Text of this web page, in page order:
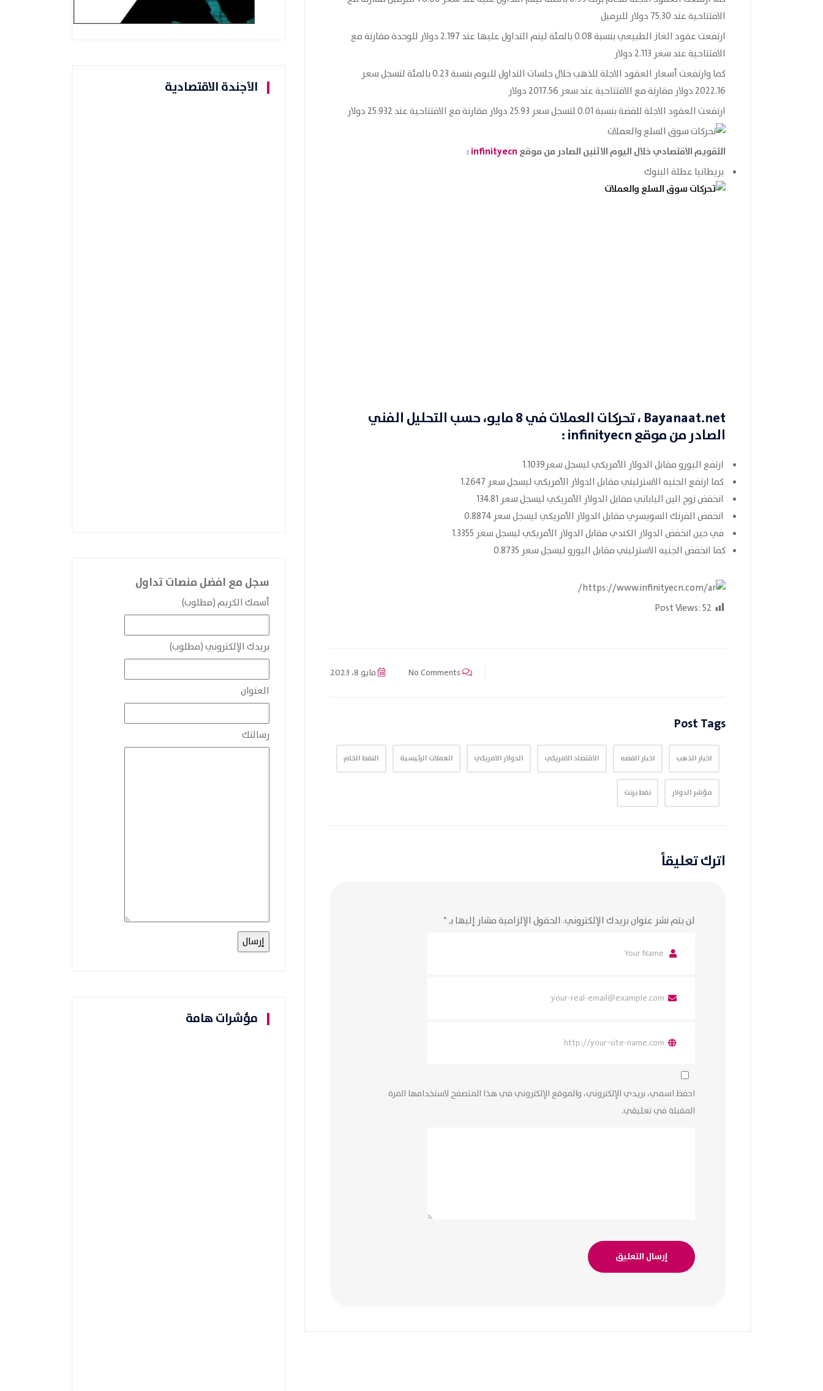
الافتتاحية عند 75.30 دولار للبرميل
ارتفعت عقود الغاز الطبيعي بنسبة 0.08 بالمئة ليتم التداول عليها عند 2.197 دولار للوحدة مقارنة مع
الافتتاحية عند سعر 2.113 دولار
كما وارتفعت أسعار العقود الاجلة للذهب خلال جلسات التداول لليوم بنسبة 0.23 بالمئة لتسجل سعر
2022.16 دولار مقارنة مع الافتتاحية عند سعر 2017.56 دولار
ارتفعت العقود الاجلة للفضة بنسبة 0.01 لتسجل سعر 25.93 دولار مقارنة مع الافتتاحية عند 25.932 دولار
التقويم الاقتصادي خلال اليوم الاثنين الصادر من موقع infinityecn
:
بريطانيا عطلة البنوك
Bayanaat.net، تحركات العملات في 8 مايو ، حسب التحليل الفني
الصادر من موقعinfinityecn
:
ارتفع اليورو مقابل الدولار الأمريكي ليسجل سعر1.1039
كما ارتفع الجنيه الاسترليني مقابل الدولار الأمريكي ليسجل سعر 1.2647
انخفض زوج الين الياباني مقابل الدولار الأمريكي ليسجل سعر 134.81
انخفض الفرنك السويسري مقابل الدولار الأمريكي ليسجل سعر 0.8874
في حين انخفض الدولار الكندي مقابل الدولار الأمريكي ليسجل سعر 1.3355
كما انخفض الجنيه الاسترليني مقابل اليورو ليسجل سعر 0.8735
Post Views:52
مايو 8، 2023
Post Tags
اخبار الذهب اخبار الفضه الاقتصاد الامريكي الدولار الامريكي العملات الرئيسية النفط الخام
مؤشر الدولار نفط برنت
اترك تعليقاً
لن يتم نشر عنوان بريدك الإلكتروني. الحقول الإلزامية مشار إليها بـ*
احفظ اسمي، بريدي الإلكتروني، والموقع الإلكتروني في هذا المتصفح لاستخدامها المرة
المقبلة في تعليقي.
الأجندة الاقتصادية
سجل مع افضل منصات تداول
أسمك الكريم (مطلوب)
بريدك الإلكتروني (مطلوب)
العنوان
رسالتك
مؤشرات هامة